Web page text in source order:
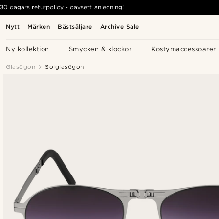
Nytt Märken Bästsäljare Archive Sale
Ny kollektion Smycken & klockor Kostymaccessoarer
30 dagars returpolicy - oavsett anledning!
Glasögon Solglasögon